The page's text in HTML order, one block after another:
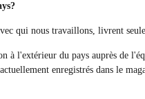
qui nous travaillons, livrent
à l'extérieur du pays auprès de
enregistrés dans le